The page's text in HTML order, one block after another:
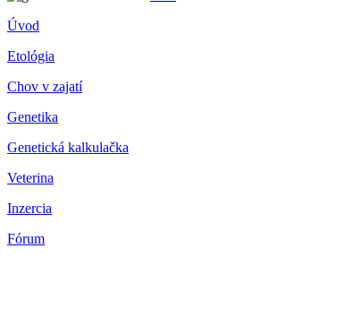
Úvod
Etológia
Chov v zajatí
Genetika
Genetická kalkulačka
Veterina
Inzercia
Fórum